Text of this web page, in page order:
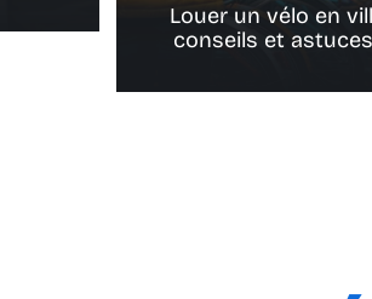
Louer un vélo en
conseils et